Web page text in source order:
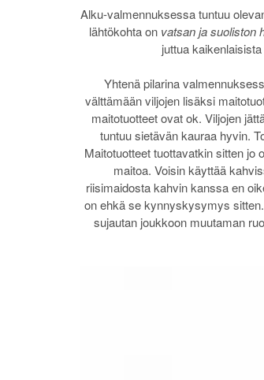
Alku-valmennuksessa tuntuu
lähtökohta on vatsan ja suoliston
juttua
Yhtenä pilarina
välttämään viljojen lisäksi
maitotuotteet ovat ok. Viljojen
tuntuu sietävän kauraa hyvin.
Maitotuotteet tuottavatkin sitten jo
maitoa. Voisin käyttää
riisimaidosta kahvin kanssa en
on ehkä se kynnyskysymys
sujautan joukkoon muutaman